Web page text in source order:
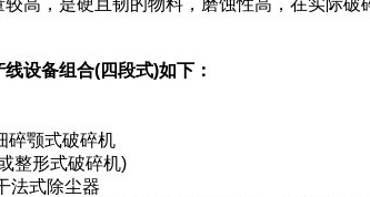
高，是硬且韧的物料，磨蚀性高，在实际
设备组合(四段式)如下：
碎颚式破碎机
整形式破碎机)
法式除尘器